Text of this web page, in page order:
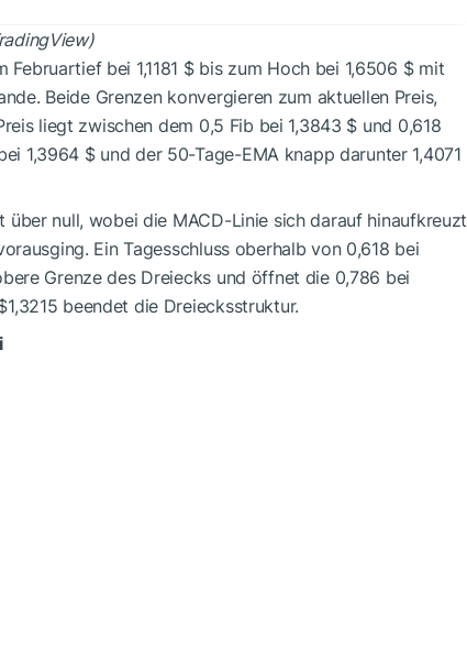
bei 1,1181 $ bis zum Hoch bei 1,6506 $ mit
Beide Grenzen konvergieren zum aktuellen Preis,
liegt zwischen dem 0,5 Fib bei 1,3843 $ und 0,618
1,3964 $ und der 50-Tage-EMA knapp darunter 1,4071
null, wobei die MACD-Linie sich darauf hinaufkreuzt
Ein Tagesschluss oberhalb von 0,618 bei
Grenze des Dreiecks und öffnet die 0,786 bei
beendet die Dreiecksstruktur.